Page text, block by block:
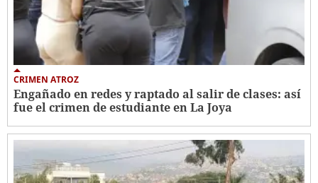
CRIMEN ATROZ
Engañado en redes y raptado al salir de clases: así
fue el crimen de estudiante en La Joya